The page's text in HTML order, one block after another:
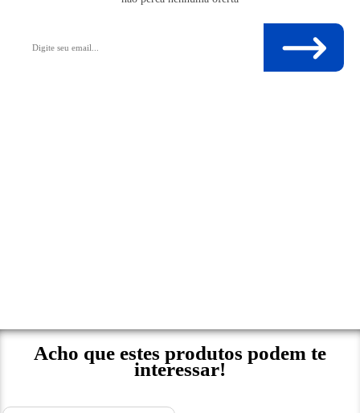
Acho que estes produtos podem te
interessar!